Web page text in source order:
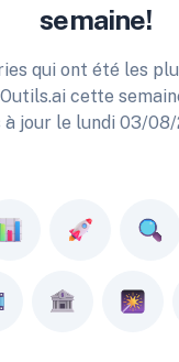
semaine!
qui ont été les
Outils.ai cette
à jour le lundi 03/